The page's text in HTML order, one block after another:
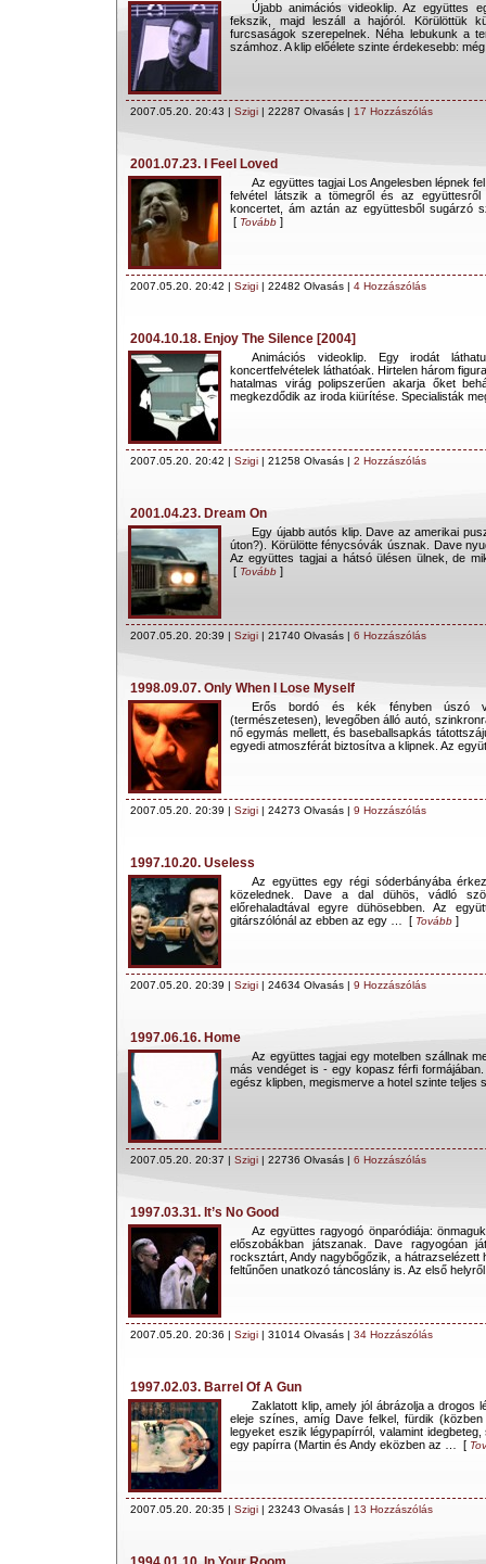
Újabb animációs videoklip. Az együttes
fekszik, majd leszáll a hajóról. Körülöttük
furcsaságok szerepelnek. Néha lebukunk a
számhoz. A klip előélete szinte érdekesebb:
2007.05.20. 20:43 | Szigi | 22287 Olvasás | 17 Hozzászólás
2001.07.23. I Feel Loved
Az együttes tagjai Los Angelesben lépnek
felvétel látszik a tömegről és az
koncertet, ám aztán az együttesből
[ Tovább ]
2007.05.20. 20:42 | Szigi | 22482 Olvasás | 4 Hozzászólás
2004.10.18. Enjoy The Silence [2004]
Animációs videoklip. Egy irodát
koncertfelvételek láthatóak. Hirtelen három
hatalmas virág polipszerűen akarja őket
megkezdődik az iroda kiürítése. Specialisták
2007.05.20. 20:42 | Szigi | 21258 Olvasás | 2 Hozzászólás
2001.04.23. Dream On
Egy újabb autós klip. Dave az amerikai
úton?). Körülötte fénycsóvák úsznak. Dave
Az együttes tagjai a hátsó ülésen ülnek, de
[ Tovább ]
2007.05.20. 20:39 | Szigi | 21740 Olvasás | 6 Hozzászólás
1998.09.07. Only When I Lose Myself
Erős bordó és kék fényben úszó
(természetesen), levegőben álló autó,
nő egymás mellett, és baseballsapkás
egyedi atmoszférát biztosítva a klipnek. Az
2007.05.20. 20:39 | Szigi | 24273 Olvasás | 9 Hozzászólás
1997.10.20. Useless
Az együttes egy régi sóderbányába
közelednek. Dave a dal dühös, vádló
előrehaladtával egyre dühösebben. Az
gitárszólónál az ebben az egy … [ Tovább ]
2007.05.20. 20:39 | Szigi | 24634 Olvasás | 9 Hozzászólás
1997.06.16. Home
Az együttes tagjai egy motelben szállnak
más vendéget is - egy kopasz férfi
egész klipben, megismerve a hotel szinte
2007.05.20. 20:37 | Szigi | 22736 Olvasás | 6 Hozzászólás
1997.03.31. It’s No Good
Az együttes ragyogó önparódiája:
előszobákban játszanak. Dave ragyogóan
rocksztárt, Andy nagybőgőzik, a hátrazselézett
feltűnően unatkozó táncoslány is. Az első
2007.05.20. 20:36 | Szigi | 31014 Olvasás | 34 Hozzászólás
1997.02.03. Barrel Of A Gun
Zaklatott klip, amely jól ábrázolja a drogos
eleje színes, amíg Dave felkel, fürdik
legyeket eszik légypapírról, valamint
egy papírra (Martin és Andy eközben az … [
2007.05.20. 20:35 | Szigi | 23243 Olvasás | 13 Hozzászólás